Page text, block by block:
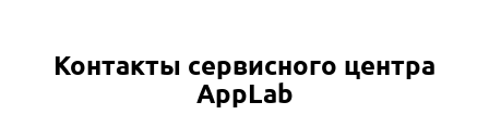
Контакты сервисного центра
AppLab